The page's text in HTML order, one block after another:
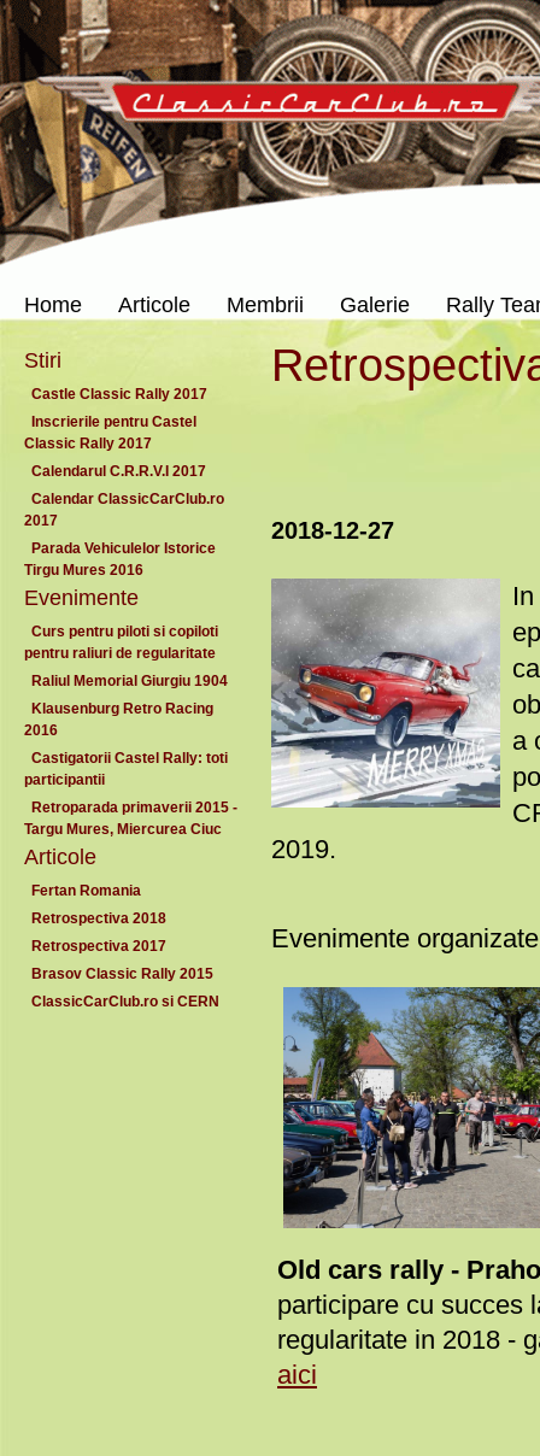
Home Articole Membrii Galerie Rally
Stiri
Castle Classic Rally 2017
Inscrierile pentru Castel
Classic Rally 2017
Calendarul C.R.R.V.I 2017
Calendar ClassicCarClub.ro
2017
Parada Vehiculelor Istorice
Tirgu Mures 2016
Evenimente
Curs pentru piloti si copiloti
pentru raliuri de regularitate
Raliul Memorial Giurgiu 1904
Klausenburg Retro Racing
2016
Castigatorii Castel Rally: toti
participantii
Retroparada primaverii 2015 -
Targu Mures, Miercurea Ciuc
Articole
Fertan Romania
Retrospectiva 2018
Retrospectiva 2017
Brasov Classic Rally 2015
ClassicCarClub.ro si CERN
2018-12-27
a
2019.
Evenimente
Old cars rally -
participare cu succes
regularitate in 2018 -
aici